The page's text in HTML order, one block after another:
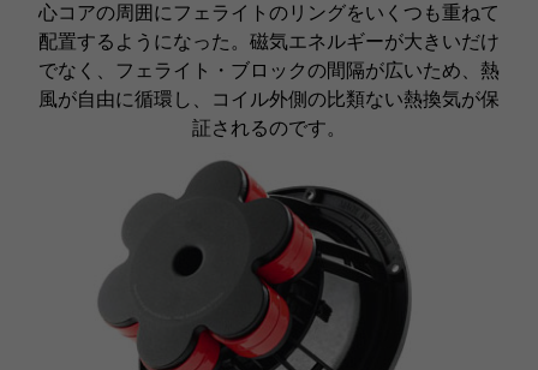
心コアの周囲にフェライトのリングをいくつも重ねて
配置するようになった。磁気エネルギーが大きいだけ
でなく、フェライト・ブロックの間隔が広いため、熱
風が自由に循環し、コイル外側の比類ない熱換気が保
証されるのです。